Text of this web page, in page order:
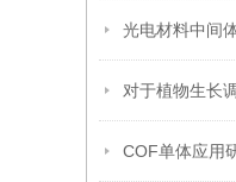
光电材料中间
COF单体应用